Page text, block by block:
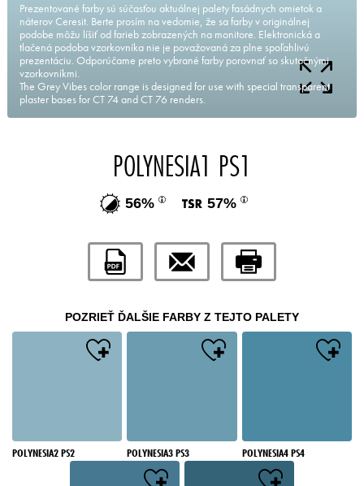
Prezentované farby sú súčasťou aktuálnej palety fasádnych omietok a
náterov Ceresit. Berte prosím na vedomie, že sa farby v originálnej
podobe môžu líšiť od farieb zobrazených na monitore. Elektronická a
tlačená podoba vzorkovníka nie je považovaná za plne spoľahlivú
prezentáciu. Odporúčame preto vybrané farby porovnať so skutočnými
vzorkovníkmi.
The Grey Vibes color range is designed for use with special transparent
plaster bases for CT 74 and CT 76 renders.
POLYNESIA1 PS1
56% 57%
POZRIEŤ ĎALŠIE FARBY Z TEJTO PALETY
POLYNESIA2 PS2 POLYNESIA3 PS3 POLYNESIA4 PS4